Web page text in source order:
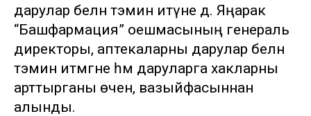
дарулар белән тәэмин итүне дә. Яңарак
“Башфармация” оешмасының генераль
директоры, аптекаларны дарулар белән
тәэмин итмәгәне һәм даруларга хакларны
арттырганы өчен, вазыйфасыннан
алынды.